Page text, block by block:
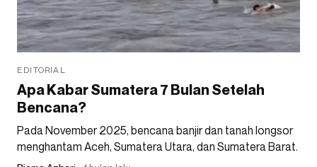
EDITORIAL
Apa Kabar Sumatera 7 Bulan Setelah
Bencana?
Pada November 2025, bencana banjir dan tanah longsor
menghantam Aceh, Sumatera Utara, dan Sumatera Barat.